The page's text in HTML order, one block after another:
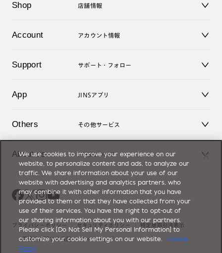
サングラス
コンタクトレンズ
アクセサリー
Shop 店舗情報
オンラインショップ
Account アカウント情報
ログアウト
Support サポート・フォロー
よくあるご質問
お問い合せ
App JINSアプリ
Others その他サービス
レンズ交換
オンラインギフト
価格案内
About us JINSについて
Magnify Life
会社概要
採用情報
法人のお客様
出店について
プライバシーポリシー セキュリティポリシー 特定商取引法表示
薬機法に関する表記 サイトマップ
We use cookies to improve your experience on our
website, to personalize content and ads, to analyze our
traffic. We share information about your use of our
website with advertising and analytics partners, who
may combine it with other information that you have
provided to them or that they have collected from your
use of their services. You have the right to opt-out of
our sharing information about you with our partners.
Please click [Do Not Sell My Personal Information] to
customize your cookie settings on our website.
Cookie
Policy